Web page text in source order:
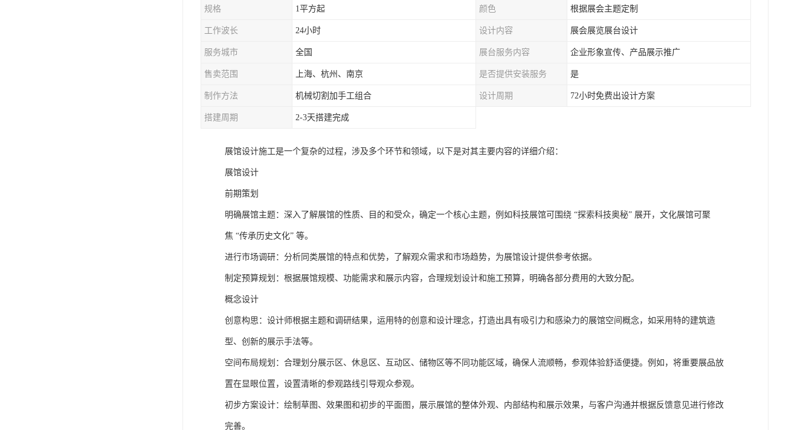
规格 1平方起 颜色 根据展会主题定制
工作波长 24小时 设计内容 展会展览展台设计
服务城市 全国 展台服务内容 企业形象宣传、产品展示推广
售卖范围 上海、杭州、南京 是否提供安装服务 是
制作方法 机械切割加手工组合 设计周期 72小时免费出设计方案
搭建周期 2-3天搭建完成
展馆设计施工是一个复杂的过程，涉及多个环节和领域，以下是对其主要内容的详细介绍：
展馆设计
前期策划
明确展馆主题：深入了解展馆的性质、目的和受众，确定一个核心主题，例如科技展馆可围绕 “探索科技奥秘” 展开，文化展馆可聚
焦 “传承历史文化” 等。
进行市场调研：分析同类展馆的特点和优势，了解观众需求和市场趋势，为展馆设计提供参考依据。
制定预算规划：根据展馆规模、功能需求和展示内容，合理规划设计和施工预算，明确各部分费用的大致分配。
概念设计
创意构思：设计师根据主题和调研结果，运用特的创意和设计理念，打造出具有吸引力和感染力的展馆空间概念，如采用特的建筑造
型、创新的展示手法等。
空间布局规划：合理划分展示区、休息区、互动区、储物区等不同功能区域，确保人流顺畅，参观体验舒适便捷。例如，将重要展品放
置在显眼位置，设置清晰的参观路线引导观众参观。
初步方案设计：绘制草图、效果图和初步的平面图，展示展馆的整体外观、内部结构和展示效果，与客户沟通并根据反馈意见进行修改
完善。